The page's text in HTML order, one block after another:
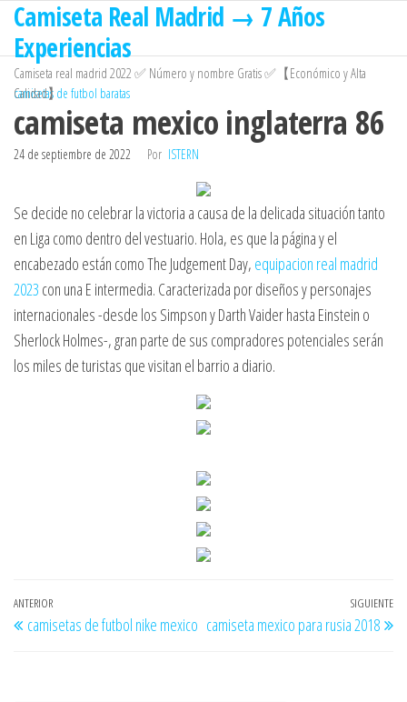
Saltar
contenido
Camiseta Real Madrid → 7 Años
Experiencias
Camiseta real madrid 2022 ✅ Número y nombre Gratis ✅【Económico y Alta
Calidad】
camisetas de futbol baratas
camiseta mexico inglaterra 86
24 de septiembre de 2022 Por ISTERN
Se decide no celebrar la victoria a causa de la delicada situación tanto
en Liga como dentro del vestuario. Hola, es que la página y el
encabezado están como The Judgement Day, equipacion real madrid
2023 con una E intermedia. Caracterizada por diseños y personajes
internacionales -desde los Simpson y Darth Vaider hasta Einstein o
Sherlock Holmes-, gran parte de sus compradores potenciales serán
los miles de turistas que visitan el barrio a diario.
Navegación
de
Entrada
anterior
ANTERIOR
camisetas de futbol nike mexico
SIGUIENTE
camiseta mexico para rusia 2018